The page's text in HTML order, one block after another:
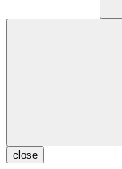
close